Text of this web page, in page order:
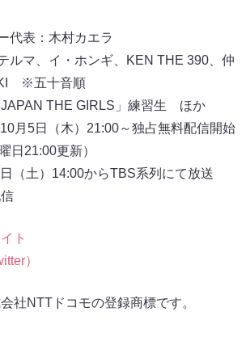
代表：木村カエラ
ルマ、イ・ホンギ、KEN THE 390、仲
※五十音順
JAPAN THE GIRLS」練習生 ほか
月5日（木）21:00～独占無料配信開始
日21:00更新）
（土）14:00からTBS系列にて放送
ト
）
社NTTドコモの登録商標です。